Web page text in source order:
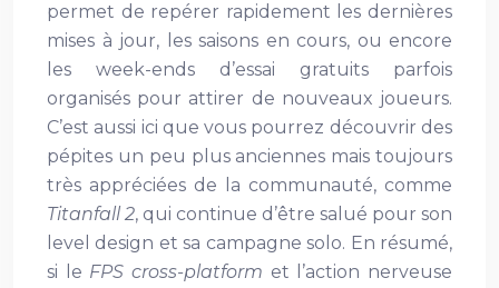
permet de repérer rapidement les dernières
mises à jour, les saisons en cours, ou encore
les week-ends d’essai gratuits parfois
organisés pour attirer de nouveaux joueurs.
C’est aussi ici que vous pourrez découvrir des
pépites un peu plus anciennes mais toujours
très appréciées de la communauté, comme
Titanfall 2, qui continue d’être salué pour son
level design et sa campagne solo. En résumé,
si le FPS cross-platform et l’action nerveuse